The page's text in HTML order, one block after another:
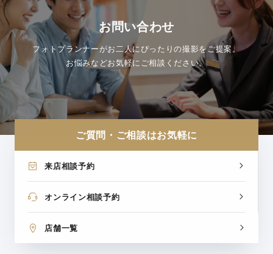
お問い合わせ
フォトプランナーがお二人にぴったりの撮影をご提案。
お悩みなどお気軽にご相談ください。
ご質問・ご相談はお気軽に
来店相談予約
オンライン相談予約
店舗一覧